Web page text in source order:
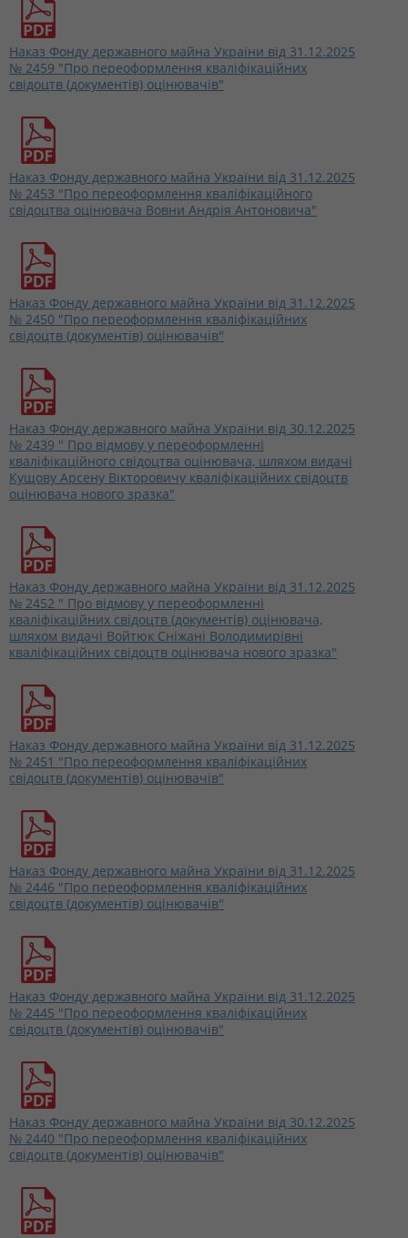
Наказ Фонду державного майна України від 31.12.2025
№ 2459 "Про переоформлення кваліфікаційних
свідоцтв (документів) оцінювачів"
Наказ Фонду державного майна України від 31.12.2025
№ 2453 "Про переоформлення кваліфікаційного
свідоцтва оцінювача Вовни Андрія Антоновича"
Наказ Фонду державного майна України від 31.12.2025
№ 2450 "Про переоформлення кваліфікаційних
свідоцтв (документів) оцінювачів"
Наказ Фонду державного майна України від 30.12.2025
№ 2439 " Про відмову у переоформленні
кваліфікаційного свідоцтва оцінювача, шляхом видачі
Кущову Арсену Вікторовичу кваліфікаційних свідоцтв
оцінювача нового зразка"
Наказ Фонду державного майна України від 31.12.2025
№ 2452 " Про відмову у переоформленні
кваліфікаційних свідоцтв (документів) оцінювача,
шляхом видачі Войтюк Сніжані Володимирівні
кваліфікаційних свідоцтв оцінювача нового зразка"
Наказ Фонду державного майна України від 31.12.2025
№ 2451 "Про переоформлення кваліфікаційних
свідоцтв (документів) оцінювачів"
Наказ Фонду державного майна України від 31.12.2025
№ 2446 "Про переоформлення кваліфікаційних
свідоцтв (документів) оцінювачів"
Наказ Фонду державного майна України від 31.12.2025
№ 2445 "Про переоформлення кваліфікаційних
свідоцтв (документів) оцінювачів"
Наказ Фонду державного майна України від 30.12.2025
№ 2440 "Про переоформлення кваліфікаційних
свідоцтв (документів) оцінювачів"